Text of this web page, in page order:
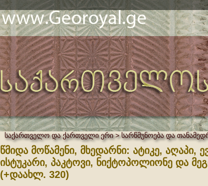
საქართველო და ქართველი ერი > სარწმუნოება და
წმიდა მოწამენი, მხედარნი: ატიკე, აღაპი,
ისტუკარი, პაკტოვი, ნიქტოპოლიონე და
(+დაახლ. 320)